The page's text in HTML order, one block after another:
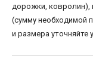
дорожки, ковролин),
(сумму необходимой
и размера уточняйте